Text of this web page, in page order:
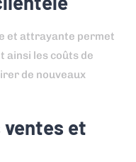
et attrayante permet
ainsi les coûts de
de nouveaux
et